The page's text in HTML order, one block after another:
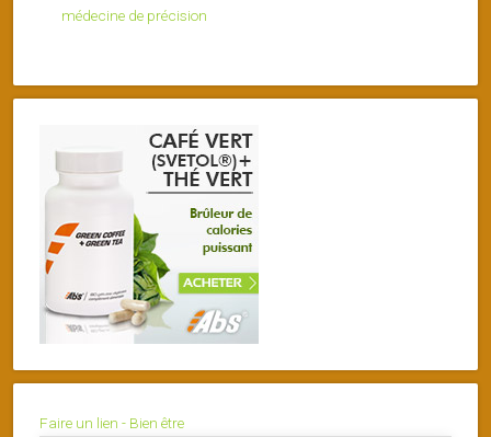
médecine de précision
Faire un lien - Bien être